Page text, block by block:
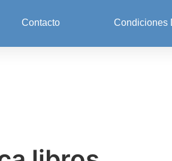
Contacto Condiciones